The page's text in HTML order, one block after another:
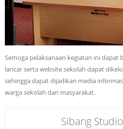
Semoga pelaksanaan kegiatan ini dapat
lancar serta website sekolah dapat
sehingga dapat dijadikan media
warga sekolah dan masyarakat.
Sibang Studio